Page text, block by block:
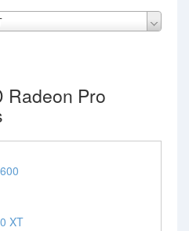
Radeon Pro
XT